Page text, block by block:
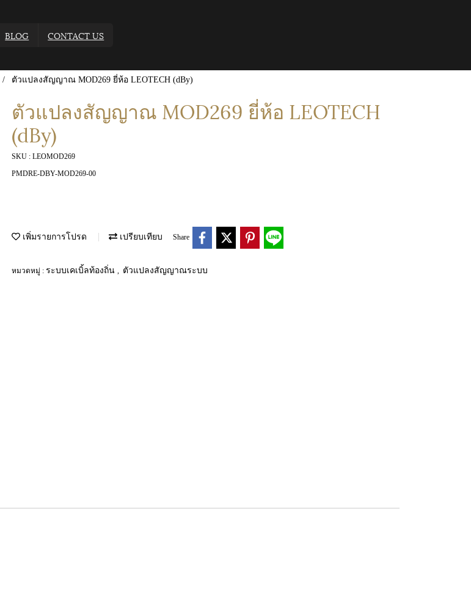
BLOG CONTACT US
ตัวแปลงสัญญาณ MOD269 ยี่ห้อ LEOTECH (dBy)
ตัวแปลงสัญญาณ MOD269 ยี่ห้อ LEOTECH
(dBy)
SKU : LEOMOD269
PMDRE-DBY-MOD269-00
เพิ่มรายการโปรด เปรียบเทียบ Share
หมวดหมู่ : ระบบเคเบิ้ลท้องถิ่น ตัวแปลงสัญญาณระบบ